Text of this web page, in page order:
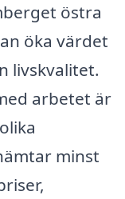
östra
öka värdet
livskvalitet.
arbetet är
minst